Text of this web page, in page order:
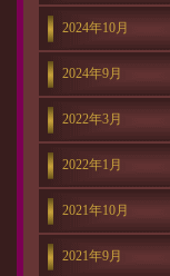
2024年10月
2024年9月
2022年3月
2022年1月
2021年10月
2021年9月